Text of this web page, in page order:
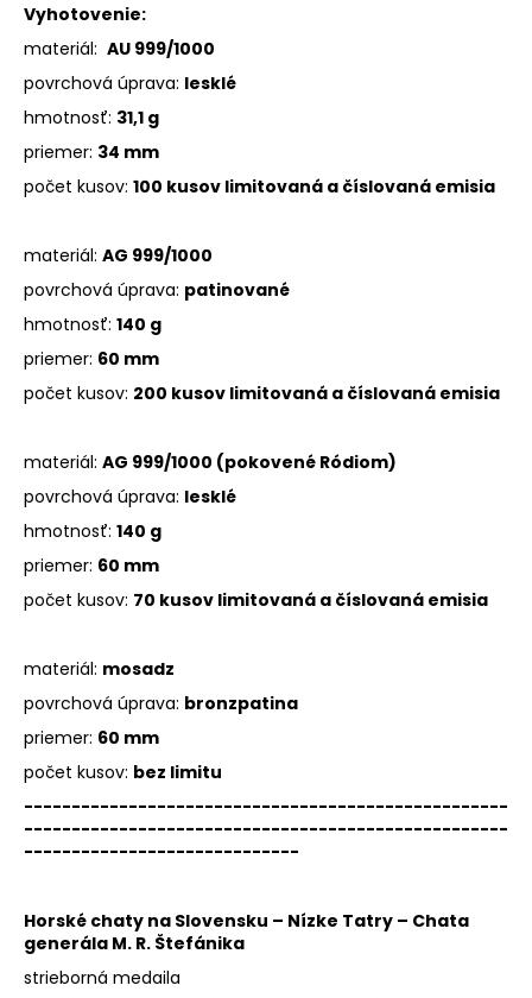
Vyhotovenie:
materiál: AU 999/1000
povrchová úprava: lesklé
hmotnosť: 31,1 g
priemer: 34 mm
počet kusov: 100 kusov limitovaná a číslovaná emisia
materiál: AG 999/1000
povrchová úprava: patinované
hmotnosť: 140 g
priemer: 60 mm
počet kusov: 200 kusov limitovaná a číslovaná emisia
materiál: AG 999/1000 (pokovené Ródiom)
povrchová úprava: lesklé
hmotnosť: 140 g
priemer: 60 mm
počet kusov: 70 kusov limitovaná a číslovaná emisia
materiál: mosadz
povrchová úprava: bronzpatina
priemer: 60 mm
počet kusov: bez limitu
---------------------------------------------------
---------------------------------------------------
-----------------------------
Horské chaty na Slovensku – Nízke Tatry – Chata
generála M. R. Štefánika
strieborná medaila